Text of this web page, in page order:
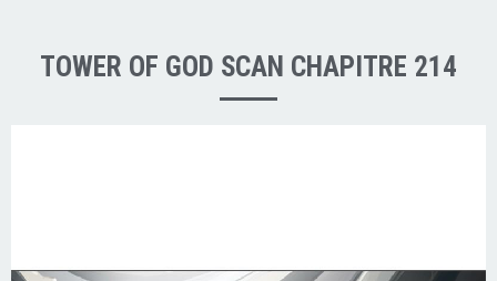
TOWER OF GOD SCAN CHAPITRE 214